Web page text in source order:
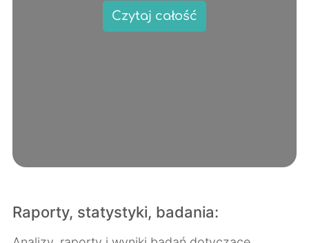
Czytaj całość
Raporty, statystyki, badania: